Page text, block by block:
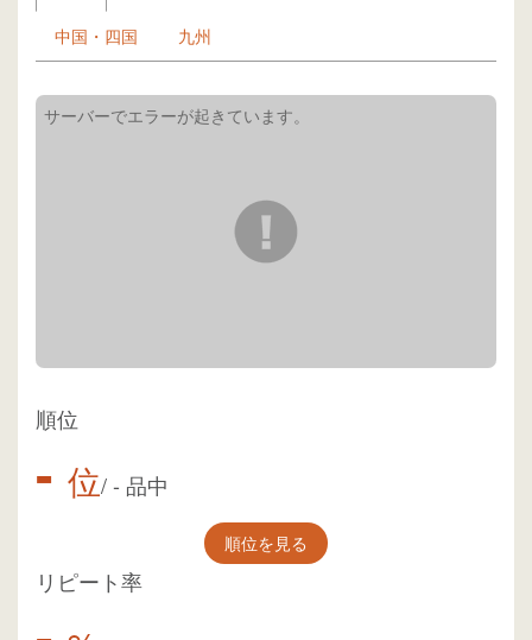
中国・四国 九州
順位
- 位/- 品中
順位を見る
リピート率